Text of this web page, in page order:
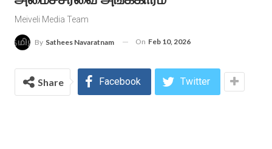
Meiveli Media Team
By Sathees Navaratnam On Feb 10, 2026
Share Facebook Twitter